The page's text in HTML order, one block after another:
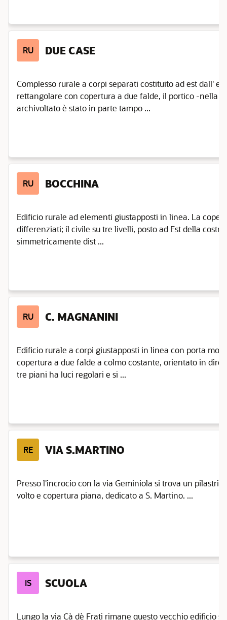
RU DUE CASE
Complesso rurale a corpi separati costituito ad est dall'
rettangolare con copertura a due falde, il portico -nella
archivoltato è stato in parte tampo ...
RU BOCCHINA
Edificio rurale ad elementi giustapposti in linea. La
differenziati; il civile su tre livelli, posto ad Est della
simmetricamente dist ...
RU C. MAGNANINI
Edificio rurale a corpi giustapposti in linea con porta
copertura a due falde a colmo costante, orientato in
tre piani ha luci regolari e si ...
RE VIA S.MARTINO
Presso l'incrocio con la via Geminiola si trova un
volto e copertura piana, dedicato a S. Martino. ...
IS SCUOLA
Lungo la via Cà dè Frati rimane questo vecchio edificio